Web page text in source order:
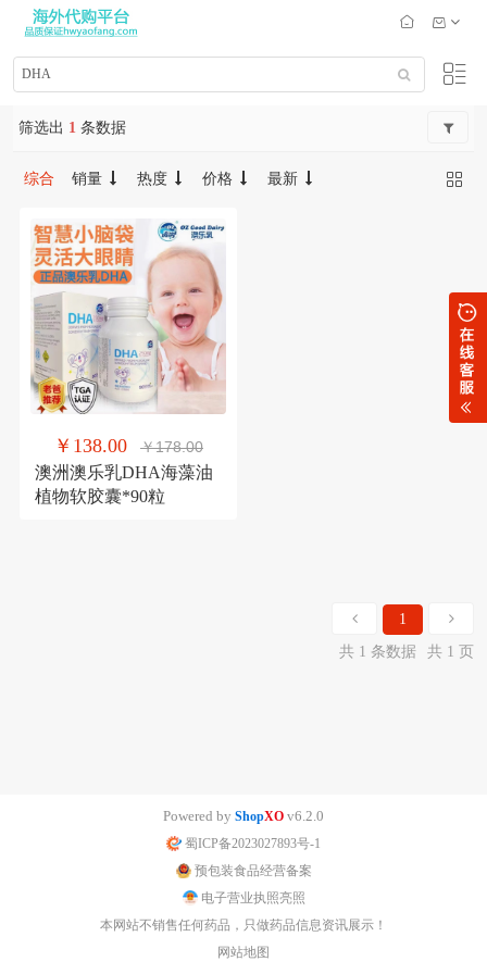
筛选出 1 条数据
综合 销量 热度 价格 最新
￥138.00 ￥178.00
澳洲澳乐乳DHA海藻油
植物软胶囊*90粒
1
共 1 条数据
共 1 页
Powered by ShopXO v6.2.0
蜀ICP备2023027893号-1
预包装食品经营备案
电子营业执照亮照
本网站不销售任何药品，只做药品信息资讯展示！
网站地图